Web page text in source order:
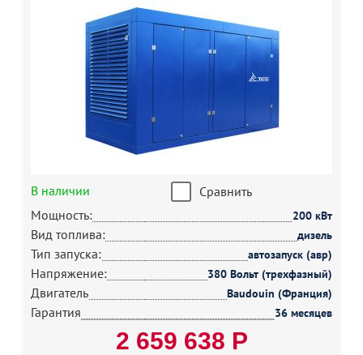
В наличии
Сравнить
Мощность:
200 кВт
Вид топлива: дизель
Тип запуска: автозапуск (авр)
Напряжение: 380 Вольт (трехфазный)
Двигатель Baudouin (Франция)
Гарантия 36 месяцев
2 659 638 Р